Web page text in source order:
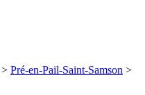
> Pré-en-Pail-Saint-Samson >